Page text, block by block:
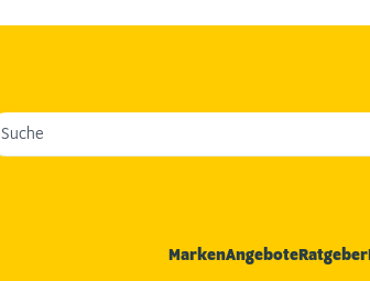
Suche
MarkenAngeboteRatgeber